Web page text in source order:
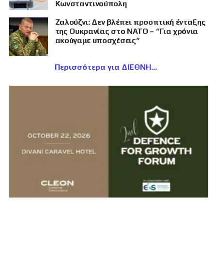
Κωνσταντινούπολη
Ζαλούζνι: Δεν βλέπει προοπτική ένταξης
της Ουκρανίας στο ΝΑΤΟ – “Για χρόνια
ακούγαμε υποσχέσεις”
Περισσότερα για ΔΙΕΘΝΗ